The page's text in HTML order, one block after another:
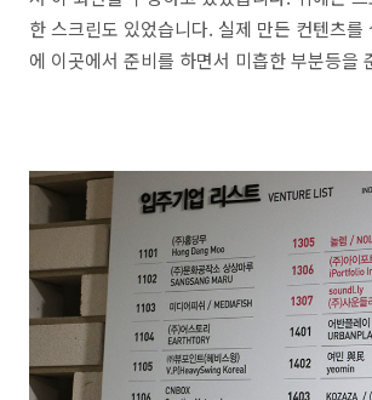
한 스크린도 있었습니다. 실제 만든 컨텐츠를
에 이곳에서 준비를 하면서 미흡한 부분등을